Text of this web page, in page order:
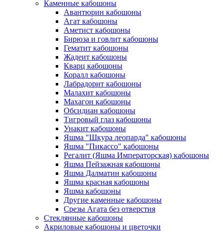
Каменные кабошоны
Авантюрин кабошоны
Агат кабошоны
Аметист кабошоны
Бирюза и говлит кабошоны
Гематит кабошоны
Жадеит кабошоны
Кварц кабошоны
Коралл кабошоны
Лабрадорит кабошоны
Малахит кабошоны
Махагон кабошоны
Обсидиан кабошоны
Тигровый глаз кабошоны
Унакит кабошоны
Яшма "Шкура леопарда" кабошоны
Яшма "Пикассо" кабошоны
Регалит (Яшма Императорская) кабошоны
Яшма Пейзажная кабошоны
Яшма Далматин кабошоны
Яшма красная кабошоны
Яшма кабошоны
Другие каменные кабошоны
Срезы Агата без отверстия
Стеклянные кабошоны
Акриловые кабошоны и цветочки